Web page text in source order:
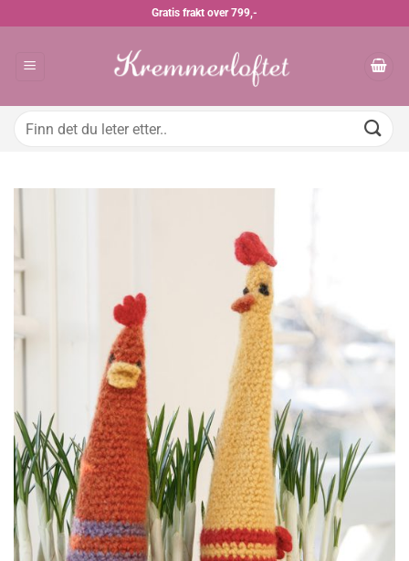
Gratis frakt over 799,-
Søk